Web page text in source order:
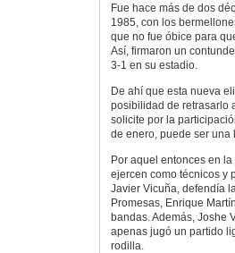
Fue hace más de dos
1985, con los
que no fue óbice para
Así, firmaron un
3-1 en su estadio.
De ahí que esta nueva
posibilidad de retrasarlo
solicite por la
de enero, puede ser
Por aquel entonces en
ejercen como técnicos y
Javier Vicuña, defendía
Promesas, Enrique
bandas. Además, Joshe
apenas jugó un partido
rodilla.